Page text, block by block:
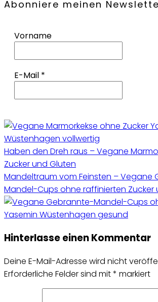
Abonniere meinen
Vorname
E-Mail *
Haben den Dreh raus – Vegane
Zucker und Gluten
Mandeltraum vom Feinsten – Vegane
Mandel-Cups ohne raffinierten Zucker
Hinterlasse einen Kommentar
Deine E-Mail-Adresse wird nicht
Erforderliche Felder sind mit* markiert